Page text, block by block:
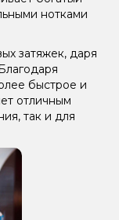
нотками
затяжек, даря
быстрое и
отличным
так и для